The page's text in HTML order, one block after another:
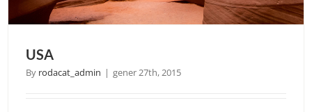
USA
By rodacat_admin | gener 27th, 2015